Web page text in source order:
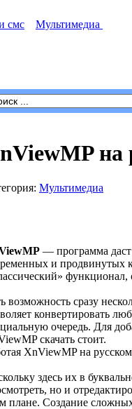
смс
Мультимедиа
на
Мультимедиа
— программа
и продвинутых
функционал,
возможность сразу
конвертировать
очередь. Для
скачать стоит.
XnViewMP на
здесь их в
но и
плане. Создание